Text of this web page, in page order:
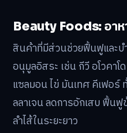
Beauty Foods: อา
สินค้าที่มีส่วนช่วยฟื้นฟูและ
อนุมูลอิสระ เช่น กีวี อโวคาโ
แซลมอน ไข่ มันเทศ คีเฟอ
ลลาเจน ลดการอักเสบ ฟื้น
ลำไส้ในระยะยาว